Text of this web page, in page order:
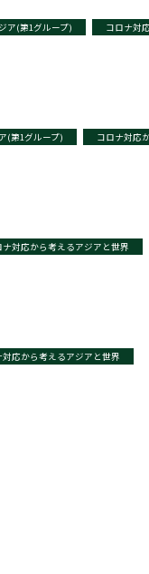
ア(第1グループ) コロナ対
(第1グループ) コロナ対応
ナ対応から考えるアジアと世界
対応から考えるアジアと世界